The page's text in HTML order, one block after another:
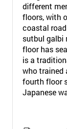
different
floors, with
coastal
sutbul galbi
floor has
is a
who trained
fourth floor
Japanese